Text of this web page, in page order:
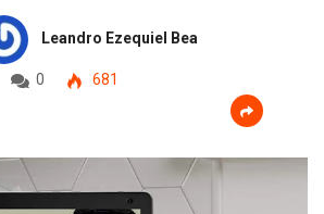
Leandro Ezequiel Bea
0
681